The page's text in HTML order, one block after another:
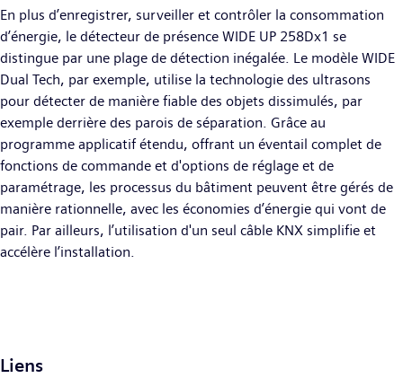
En plus d’enregistrer, surveiller et contrôler la consommation
d’énergie, le détecteur de présence WIDE UP 258Dx1 se
distingue par une plage de détection inégalée. Le modèle WIDE
Dual Tech, par exemple, utilise la technologie des ultrasons
pour détecter de manière fiable des objets dissimulés, par
exemple derrière des parois de séparation. Grâce au
programme applicatif étendu, offrant un éventail complet de
fonctions de commande et d'options de réglage et de
paramétrage, les processus du bâtiment peuvent être gérés de
manière rationnelle, avec les économies d’énergie qui vont de
pair. Par ailleurs, l’utilisation d'un seul câble KNX simplifie et
accélère l’installation.
Liens